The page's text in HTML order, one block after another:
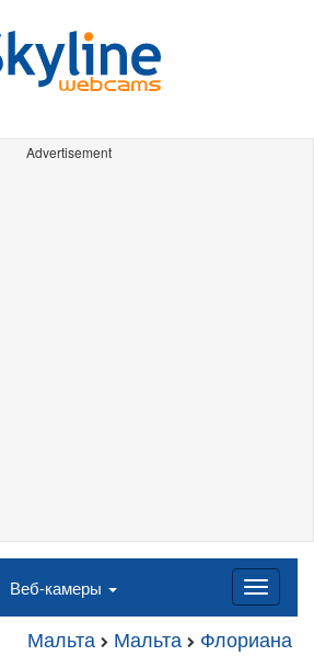
Advertisement
Веб-камеры
Мальта Мальта Флориана